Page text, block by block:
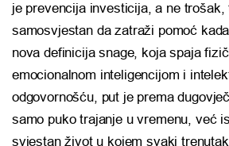
je prevencija investicija, a ne
samosvjestan da zatraži pomoć
nova definicija snage, koja spaja
emocionalnom inteligencijom i
odgovornošću, put je prema
samo puko trajanje u vremenu, već
svjestan život u kojem svaki